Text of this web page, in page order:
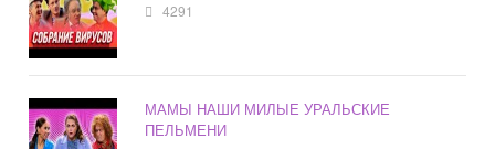
4291
МАМЫ НАШИ МИЛЫЕ УРАЛЬСКИЕ
ПЕЛЬМЕНИ